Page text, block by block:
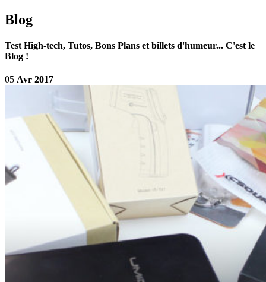
Blog
Test High-tech, Tutos, Bons Plans et billets d'humeur... C'est le
Blog !
05 Avr 2017